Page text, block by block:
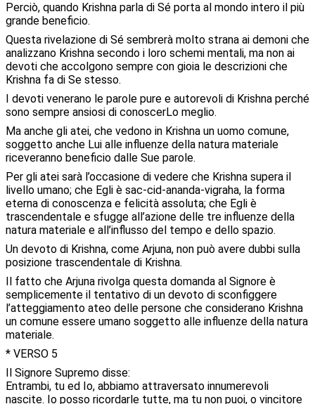
Perciò, quando Krishna parla di Sé porta al mondo intero il più
grande beneficio.
Questa rivelazione di Sé sembrerà molto strana ai demoni che
analizzano Krishna secondo i loro schemi mentali, ma non ai
devoti che accolgono sempre con gioia le descrizioni che
Krishna fa di Se stesso.
I devoti venerano le parole pure e autorevoli di Krishna perché
sono sempre ansiosi di conoscerLo meglio.
Ma anche gli atei, che vedono in Krishna un uomo comune,
soggetto anche Lui alle influenze della natura materiale
riceveranno beneficio dalle Sue parole.
Per gli atei sarà l’occasione di vedere che Krishna supera il
livello umano; che Egli è sac-cid-ananda-vigraha, la forma
eterna di conoscenza e felicità assoluta; che Egli è
trascendentale e sfugge all’azione delle tre influenze della
natura materiale e all’influsso del tempo e dello spazio.
Un devoto di Krishna, come Arjuna, non può avere dubbi sulla
posizione trascendentale di Krishna.
Il fatto che Arjuna rivolga questa domanda al Signore è
semplicemente il tentativo di un devoto di sconfiggere
l’atteggiamento ateo delle persone che considerano Krishna
un comune essere umano soggetto alle influenze della natura
materiale.
* VERSO 5
Il Signore Supremo disse:
Entrambi, tu ed Io, abbiamo attraversato innumerevoli
nascite. Io posso ricordarle tutte, ma tu non puoi, o vincitore